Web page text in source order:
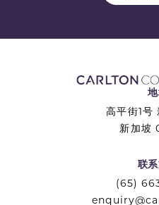
高平街1号
新加坡
联
(65)